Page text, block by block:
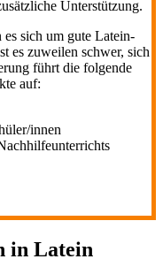
Unterstützung.
es sich um gute Latein-
es zuweilen schwer, sich
führt die folgende
auf:
innen
in Latein